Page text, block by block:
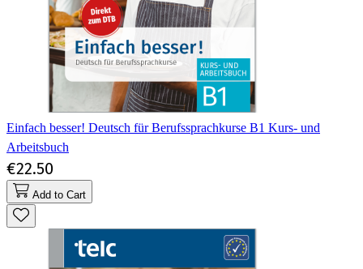
Einfach besser! Deutsch für Berufssprachkurse B1 Kurs- und
Arbeitsbuch
€22.50
Add to Cart